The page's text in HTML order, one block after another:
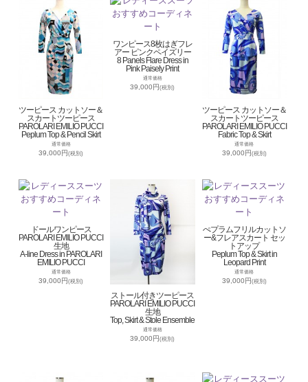
ツーピース カットソー＆
スカートツーピース
PAROLARI EMILIO PUCCI
Peplum Top & Pencil Skirt
通常価格
39,000円(税別)
ワンピース8枚はぎフレ
アー ピンクペイズリー
8 Panels Flare Dress in
Pink Paisely Print
通常価格
39,000円(税別)
ツーピース カットソー＆
スカートツーピース
PAROLARI EMILIO PUCCI
Fabric Top & Skirt
通常価格
39,000円(税別)
ドールワンピース
PAROLARI EMILIO PUCCI
生地
A-line Dress in PAROLARI
EMILIO PUCCI
通常価格
39,000円(税別)
ストール付きツーピース
PAROLARI EMILIO PUCCI
生地
Top, Skirt & Stole Ensemble
通常価格
39,000円(税別)
ぺプラムフリルカットソ
ー&フレアスカート セッ
トアップ
Peplum Top & Skirt in
Leopard Print
通常価格
39,000円(税別)